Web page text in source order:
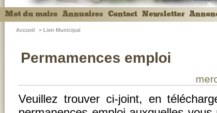
Mot du maire Annuaires Contact Newsletter
Accueil > Lien Municipal
Permamences emploi
Veuillez trouver ci-joint, en